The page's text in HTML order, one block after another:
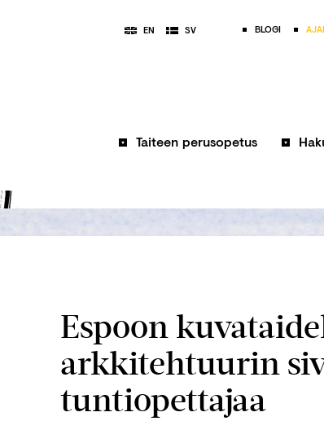
EN SV BLOGI
Taiteen perusopetus
Espoon
arkkitehtuurin
tuntiopettajaa